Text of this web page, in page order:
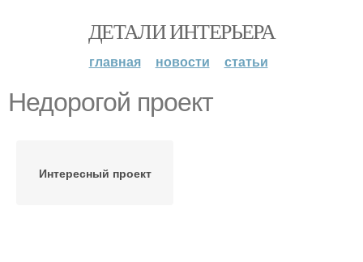
ДЕТАЛИ ИНТЕРЬЕРА
главная новости статьи
Недорогой проект
Интересный проект